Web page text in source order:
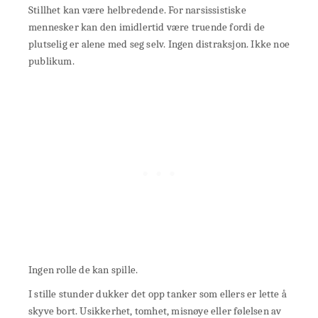
Stillhet kan være helbredende. For narsissistiske
mennesker kan den imidlertid være truende fordi de
plutselig er alene med seg selv. Ingen distraksjon. Ikke noe
publikum.
Ingen rolle de kan spille.
I stille stunder dukker det opp tanker som ellers er lette å
skyve bort. Usikkerhet, tomhet, misnøye eller følelsen av